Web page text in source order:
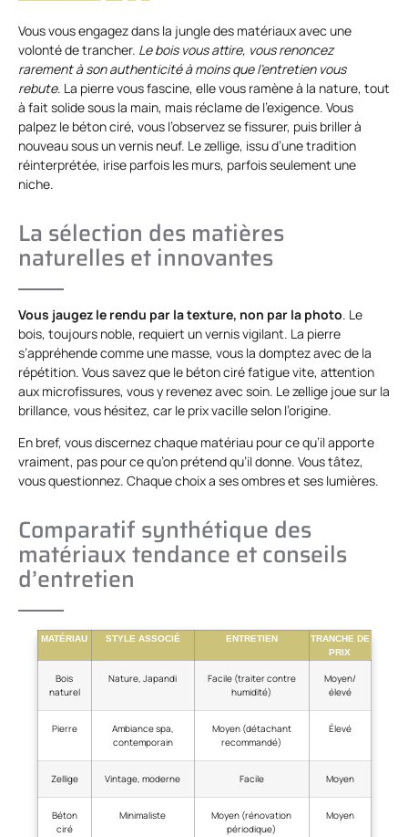
Vous vous engagez dans la jungle des matériaux avec une
volonté de trancher. Le bois vous attire, vous renoncez
rarement à son authenticité à moins que l’entretien vous
rebute. La pierre vous fascine, elle vous ramène à la nature, tout
à fait solide sous la main, mais réclame de l’exigence. Vous
palpez le béton ciré, vous l’observez se fissurer, puis briller à
nouveau sous un vernis neuf. Le zellige, issu d’une tradition
réinterprétée, irise parfois les murs, parfois seulement une
niche.
La sélection des matières
naturelles et innovantes
Vous jaugez le rendu par la texture, non par la photo. Le
bois, toujours noble, requiert un vernis vigilant. La pierre
s’appréhende comme une masse, vous la domptez avec de la
répétition. Vous savez que le béton ciré fatigue vite, attention
aux microfissures, vous y revenez avec soin. Le zellige joue sur la
brillance, vous hésitez, car le prix vacille selon l’origine.
En bref, vous discernez chaque matériau pour ce qu’il apporte
vraiment, pas pour ce qu’on prétend qu’il donne. Vous tâtez,
vous questionnez. Chaque choix a ses ombres et ses lumières.
Comparatif synthétique des
matériaux tendance et conseils
d’entretien
MATÉRIAU STYLE ASSOCIÉ ENTRETIEN
TRANCHE DE
PRIX
Bois
naturel
Nature, Japandi
Facile (traiter contre
humidité)
Moyen/
élevé
Pierre
Ambiance spa,
contemporain
Moyen (détachant
recommandé)
Élevé
Zellige Vintage, moderne Facile Moyen
Béton
ciré
Minimaliste
Moyen (rénovation
périodique)
Moyen